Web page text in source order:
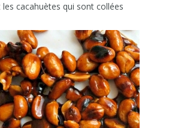
cacahuètes qui sont collées